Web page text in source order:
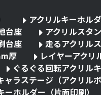
アクリルキーホル
台座
アクリルス
台座
走るアクリル
厚
レイヤーアク
ぐるぐる回転アクリル
ャラステージ（アクリルボ
ーホルダー（片面印刷）